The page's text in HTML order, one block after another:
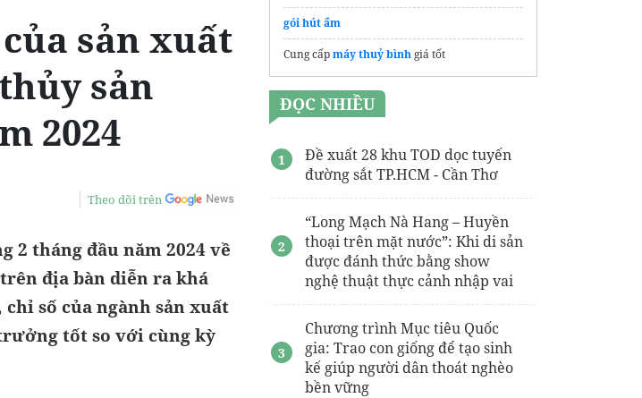
sản xuất
sản
2024
Theo dõi trên
2 tháng đầu năm 2024 về
địa bàn diễn ra khá
số của ngành sản xuất
tốt so với cùng kỳ
gói hút ẩm
Cung cấpmáy thuỷ bìnhgiá tốt
ĐỌC NHIỀU
Đề xuất 28 khu TOD dọc tuyến
đường sắt TP.HCM - Cần Thơ
“Long Mạch Nà Hang – Huyền
thoại trên mặt nước”: Khi di sản
được đánh thức bằng show
nghệ thuật thực cảnh nhập vai
Chương trình Mục tiêu Quốc
gia: Trao con giống để tạo sinh
kế giúp người dân thoát nghèo
bền vững